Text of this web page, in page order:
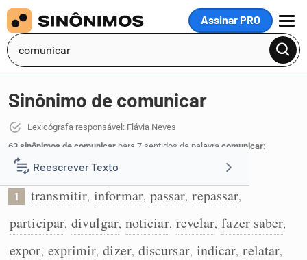
Assinar PRO
MENU
Reescrever Texto
Resumir Texto
Corrigir Texto
Sinônimo de comunicar
Lexicógrafa responsável: Flávia Neves
63 sinônimos de comunicar para 7 sentidos da palavra comunicar:
Transmitir informação:
1 transmitir, informar, passar, repassar,
participar, divulgar, noticiar, revelar, fazer saber,
expor, exprimir, dizer, discursar, indicar, relatar,